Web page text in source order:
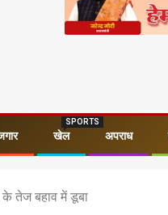
खेल
SPORTS
अपराध
तेज बहाव में डूबा